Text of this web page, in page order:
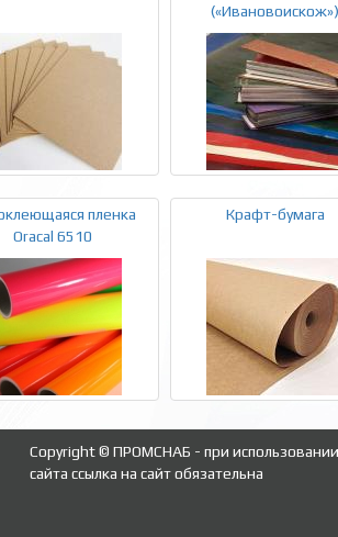
(«Ивановоискож»)
пленка
Oracal 6510
Крафт-бумага
Copyright © ПРОМСНАБ - при
сайта ссылка на сайт обязательна